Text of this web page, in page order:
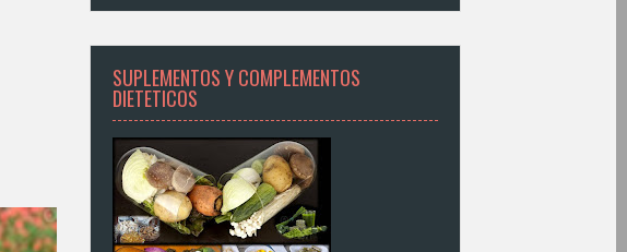
SUPLEMENTOS Y COMPLEMENTOS
DIETETICOS